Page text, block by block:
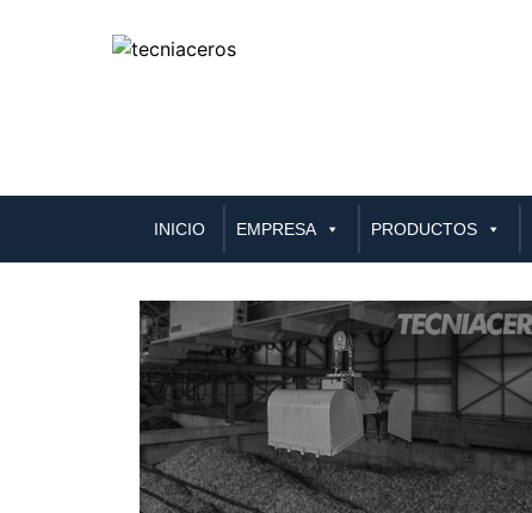
Skip
INICIO EMPRESA PRODUCTOS